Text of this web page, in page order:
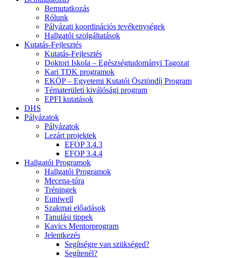
Bemutatkozás
Rólunk
Pályázati koordinációs tevékenységek
Hallgatói szolgáltatások
Kutatás-Fejlesztés
Kutatás-Fejlesztés
Doktori Iskola – Egészségtudományi Tagozat
Kari TDK programok
EKÖP – Egyetemi Kutatói Ösztöndíj Program
Tématerületi kiválósági program
EPFI kutatások
DHS
Pályázatok
Pályázatok
Lezárt projektek
EFOP 3.4.3
EFOP 3.4.4
Hallgatói Programok
Hallgatói Programok
Mecena-túra
Tréningek
Euniwell
Szakmai előadások
Tanulási tippek
Kavics Mentorprogram
Jelentkezés
Segítségre van szükséged?
Segítenél?